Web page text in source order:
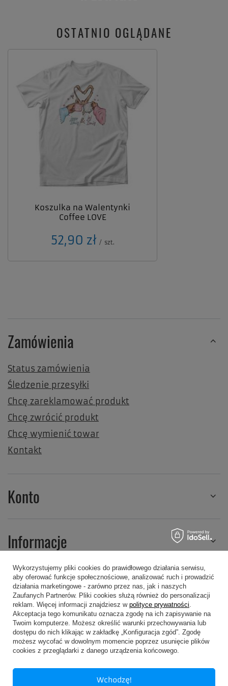
OSTATNIO OGLĄDANE
Koszulka na Walentynki
Coffee LOVE
52,90 zł / szt.
Zamówienia
Status zamówienia
Śledzenie przesyłki
Chcę zareklamować produkt
Chcę zwrócić produkt
Chcę wymienić towar
Kontakt
Konto
Informacje
Regulaminy
607 605 505 kropa@kropa.pl
Wykorzystujemy pliki cookies do prawidłowego działania serwisu,
aby oferować funkcje społecznościowe, analizować ruch i prowadzić
działania marketingowe - zarówno przez nas, jak i naszych
Zaufanych Partnerów. Pliki cookies służą również do personalizacji
reklam. Więcej informacji znajdziesz w polityce prywatności.
Akceptacja tego komunikatu oznacza zgodę na ich zapisywanie na
Twoim komputerze. Możesz określić warunki przechowywania lub
dostępu do nich klikając w zakładkę „Konfiguracja zgód”. Zgodę
możesz wycofać w dowolnym momencie poprzez usunięcie plików
cookies z przeglądarki z danego urządzenia końcowego.
Wchodzę!